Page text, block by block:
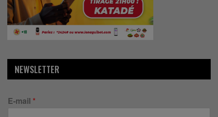
NEWSLETTER
E-mail *